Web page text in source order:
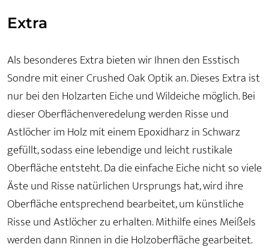
Extra
Als besonderes Extra bieten wir Ihnen den Esstisch
Sondre mit einer Crushed Oak Optik an. Dieses Extra ist
nur bei den Holzarten Eiche und Wildeiche möglich. Bei
dieser Oberflächenveredelung werden Risse und
Astlöcher im Holz mit einem Epoxidharz in Schwarz
gefüllt, sodass eine lebendige und leicht rustikale
Oberfläche entsteht. Da die einfache Eiche nicht so viele
Äste und Risse natürlichen Ursprungs hat, wird ihre
Oberfläche entsprechend bearbeitet, um künstliche
Risse und Astlöcher zu erhalten. Mithilfe eines Meißels
werden dann Rinnen in die Holzoberfläche gearbeitet.